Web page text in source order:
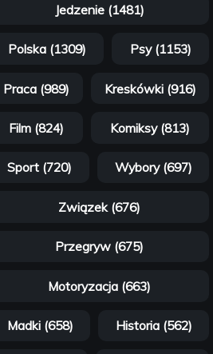
Jedzenie (1481)
Polska (1309) Psy (1153)
Praca (989) Kreskówki (916)
Film (824) Komiksy (813)
Sport (720) Wybory (697)
Związek (676)
Przegryw (675)
Motoryzacja (663)
Madki (658) Historia (562)